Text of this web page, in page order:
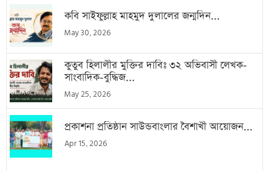
কবি সাইফুল্লাহ মাহমুদ দুলালের জন্মদিন...
May 30, 2026
কুতুব হিলালীর মুক্তির দাবিঃ ৩২ অভিবাসী লেখক-
সাংবাদিক-বুদ্ধিজ...
May 25, 2026
প্রকাশনা প্রতিষ্ঠান সাউন্ডবাংলার বৈশাখী আয়োজন...
Apr 15, 2026